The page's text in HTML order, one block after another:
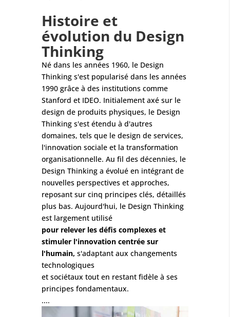
Histoire et
évolution du Design
Thinking
Né dans les années 1960, le Design
Thinking s'est popularisé dans les années
1990 grâce à des institutions comme
Stanford et IDEO. Initialement axé sur le
design de produits physiques, le Design
Thinking s'est étendu à d'autres
domaines, tels que le design de services,
l'innovation sociale et la transformation
organisationnelle. Au fil des décennies, le
Design Thinking a évolué en intégrant de
nouvelles perspectives et approches,
reposant sur cinq principes clés, détaillés
plus bas. Aujourd'hui, le Design Thinking
est largement utilisé
pour relever les défis complexes et
stimuler l'innovation centrée sur
l'humain, s'adaptant aux changements
technologiques
et sociétaux tout en restant fidèle à ses
principes fondamentaux.
....